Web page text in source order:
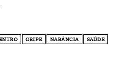
GRIPE NABÂNCIA SAÚDE